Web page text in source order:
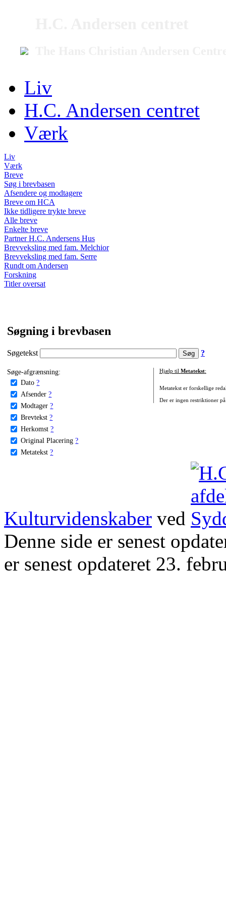
Liv
H.C. Andersen centret
Værk
Liv
Værk
Breve
Søg i brevbasen
Afsendere og modtagere
Breve om HCA
Ikke tidligere trykte breve
Alle breve
Enkelte breve
Partner H.C. Andersens Hus
Brevveksling med fam. Melchior
Brevveksling med fam. Serre
Rundt om Andersen
Forskning
Titler oversat
Søgning i brevbasen
Søgetekst ?
Søge-afgrænsning:
Dato ?
Afsender ?
Modtager ?
Brevtekst ?
Herkomst ?
Original Placering ?
Metatekst ?
Hjælp til Metatekst:
Metatekst er forskellige
Der er ingen restriktioner
Kulturvidenskaber ved
Denne side er senest
er senest opdateret 23.